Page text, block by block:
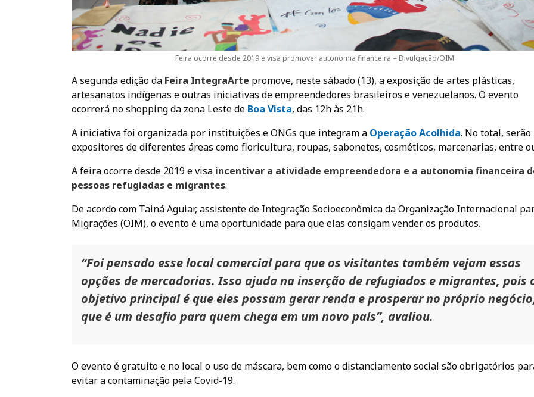
Feira ocorre desde 2019 e visa promover autonomia financeira – Divulgação/OIM
A segunda edição da Feira IntegraArte promove, neste sábado (13), a exposição de artes plásticas,
artesanatos indígenas e outras iniciativas de empreendedores brasileiros e venezuelanos. O evento
ocorrerá no shopping da zona Leste de Boa Vista, das 12h às 21h.
A iniciativa foi organizada por instituições e ONGs que integram a Operação Acolhida. No total, serão
expositores de diferentes áreas como floricultura, roupas, sabonetes, cosméticos, marcenarias, entre
A feira ocorre desde 2019 e visa incentivar a atividade empreendedora e a autonomia financeira
pessoas refugiadas e migrantes.
De acordo com Tainá Aguiar, assistente de Integração Socioeconômica da Organização Internacional
Migrações (OIM), o evento é uma oportunidade para que elas consigam vender os produtos.
“Foi pensado esse local comercial para que os visitantes também vejam essas
opções de mercadorias. Isso ajuda na inserção de refugiados e migrantes, pois
objetivo principal é que eles possam gerar renda e prosperar no próprio
que é um desafio para quem chega em um novo país”, avaliou.
O evento é gratuito e no local o uso de máscara, bem como o distanciamento social são obrigatórios
evitar a contaminação pela Covid-19.